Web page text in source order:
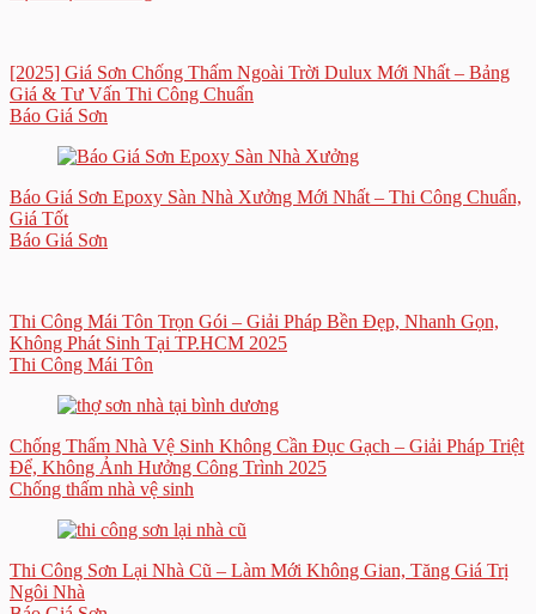
[2025] Giá Sơn Chống Thấm Ngoài Trời Dulux Mới Nhất – Bảng
Giá & Tư Vấn Thi Công Chuẩn
Báo Giá Sơn
Báo Giá Sơn Epoxy Sàn Nhà Xưởng Mới Nhất – Thi Công Chuẩn,
Giá Tốt
Báo Giá Sơn
Thi Công Mái Tôn Trọn Gói – Giải Pháp Bền Đẹp, Nhanh Gọn,
Không Phát Sinh Tại TP.HCM 2025
Thi Công Mái Tôn
Chống Thấm Nhà Vệ Sinh Không Cần Đục Gạch – Giải Pháp Triệt
Để, Không Ảnh Hưởng Công Trình 2025
Chống thấm nhà vệ sinh
Thi Công Sơn Lại Nhà Cũ – Làm Mới Không Gian, Tăng Giá Trị
Ngôi Nhà